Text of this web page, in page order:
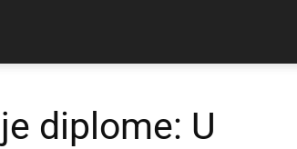
diplome: U